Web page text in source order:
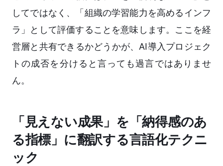
してではなく、「組織の学習能力を高めるインフ
ラ」として評価することを意味します。ここを経
営層と共有できるかどうかが、AI導入プロジェク
トの成否を分けると言っても過言ではありませ
ん。
「見えない成果」を「納得感のあ
る指標」に翻訳する言語化テクニ
ック